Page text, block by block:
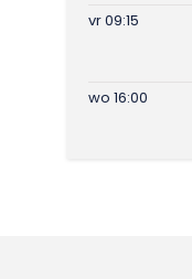
vr 09:15
wo 16:00